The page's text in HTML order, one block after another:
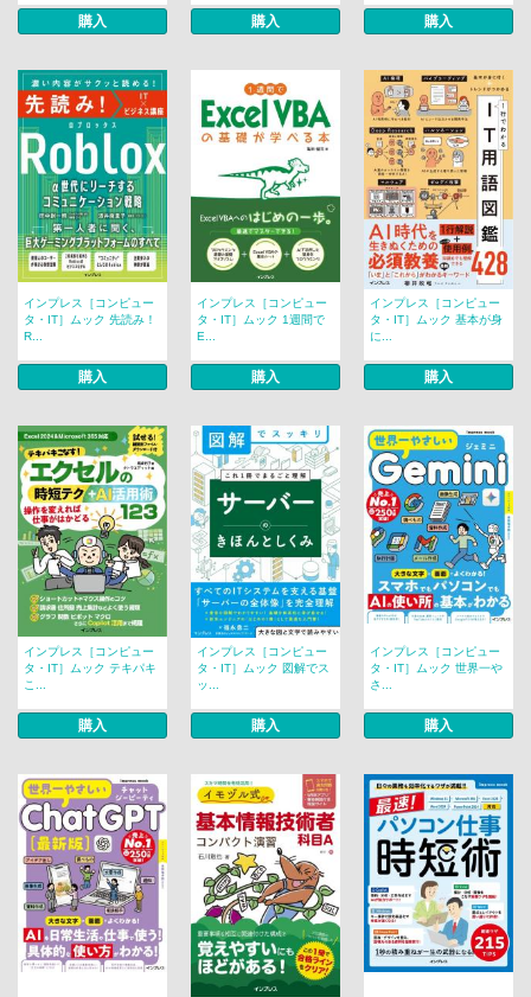
購入 購入 購入
インプレス［コンピュー
タ・IT］ムック 先読み！
R...
購入
インプレス［コンピュー
タ・IT］ムック 1週間で
E...
購入
インプレス［コンピュー
タ・IT］ムック 基本が身
に...
購入
インプレス［コンピュー
タ・IT］ムック テキパキ
こ...
購入
インプレス［コンピュー
タ・IT］ムック 図解でス
ッ...
購入
インプレス［コンピュー
タ・IT］ムック 世界一や
さ...
購入